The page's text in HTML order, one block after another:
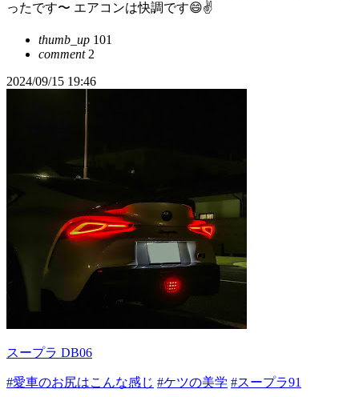
ったです〜 エアコンは快調です😄✌️
thumb_up 101
comment2
2024/09/15 19:46
スープラ DB06
#愛車のお尻はこんな感じ #ケツの美学 #スープラ91